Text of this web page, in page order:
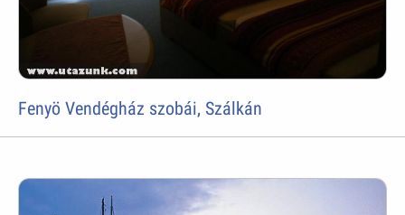
Fenyö Vendégház szobái, Szálkán